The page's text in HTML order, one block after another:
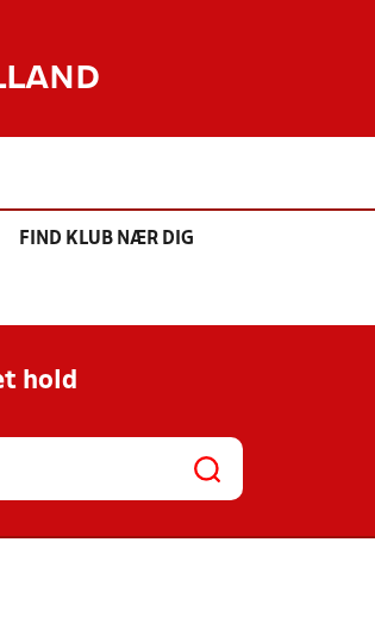
FIND KLUB NÆR DIG
hold